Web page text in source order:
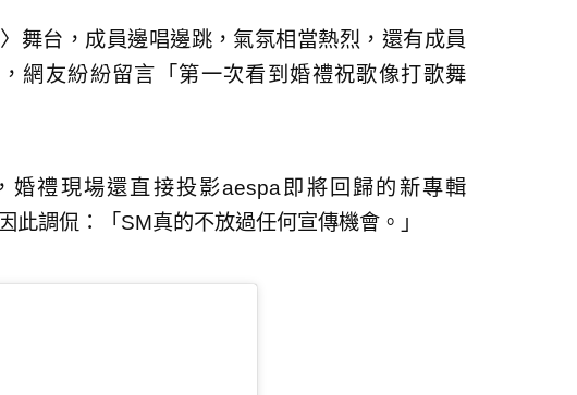
舞台，成員邊唱邊跳，氣氛相當熱烈，還有成員
網友紛紛留言「第一次看到婚禮祝歌像打歌舞
婚禮現場還直接投影aespa即將回歸的新專輯
此調侃：「SM真的不放過任何宣傳機會。」